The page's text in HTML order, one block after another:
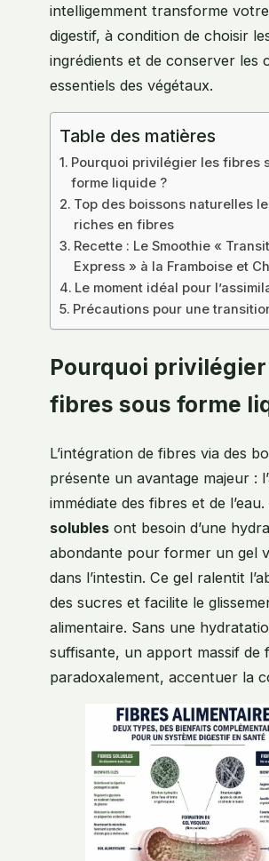
intelligemment transforme
digestif, à condition de choisir
ingrédients et de conserver les
essentiels des végétaux.
Table des matières
Pourquoi privilégier les fibres
forme liquide ?
Top des boissons naturelles
riches en fibres
Recette : Le Smoothie « Transit
Express » à la Framboise et
Le moment idéal pour
Précautions pour une
Pourquoi
fibres sous forme
L’intégration de fibres via des
présente un avantage majeur :
immédiate des fibres et de l’eau.
solubles ont besoin d’une
abondante pour former un gel
dans l’intestin. Ce gel ralentit
des sucres et facilite le
alimentaire. Sans une
suffisante, un apport massif de
paradoxalement, accentuer la